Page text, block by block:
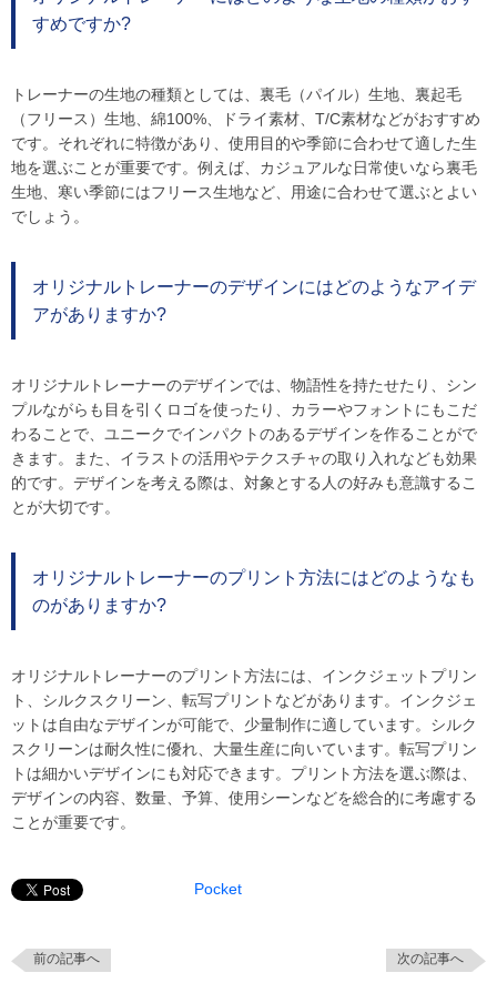
すめですか?
トレーナーの生地の種類としては、裏毛（パイル）生地、裏起毛
（フリース）生地、綿100%、ドライ素材、T/C素材などがおすすめ
です。それぞれに特徴があり、使用目的や季節に合わせて適した生
地を選ぶことが重要です。例えば、カジュアルな日常使いなら裏毛
生地、寒い季節にはフリース生地など、用途に合わせて選ぶとよい
でしょう。
オリジナルトレーナーのデザインにはどのようなアイデ
アがありますか?
オリジナルトレーナーのデザインでは、物語性を持たせたり、シン
プルながらも目を引くロゴを使ったり、カラーやフォントにもこだ
わることで、ユニークでインパクトのあるデザインを作ることがで
きます。また、イラストの活用やテクスチャの取り入れなども効果
的です。デザインを考える際は、対象とする人の好みも意識するこ
とが大切です。
オリジナルトレーナーのプリント方法にはどのようなも
のがありますか?
オリジナルトレーナーのプリント方法には、インクジェットプリン
ト、シルクスクリーン、転写プリントなどがあります。インクジェ
ットは自由なデザインが可能で、少量制作に適しています。シルク
スクリーンは耐久性に優れ、大量生産に向いています。転写プリン
トは細かいデザインにも対応できます。プリント方法を選ぶ際は、
デザインの内容、数量、予算、使用シーンなどを総合的に考慮する
ことが重要です。
Pocket
前の記事へ 次の記事へ